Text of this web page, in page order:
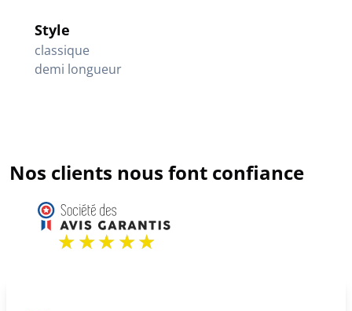
Style
classique
demi longueur
Nos clients nous font confiance